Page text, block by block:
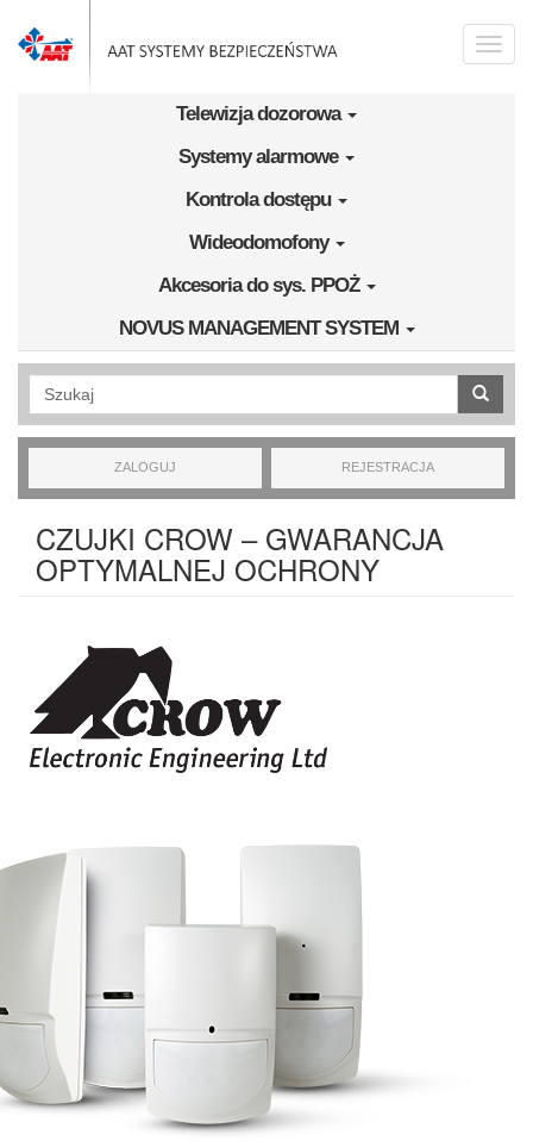
Toggle
Telewizja dozorowa
Systemy alarmowe
Kontrola dostępu
Wideodomofony
Akcesoria do sys. PPOŻ
NOVUS MANAGEMENT SYSTEM
Wyszukiwanie pełnotekstowe
ZALOGUJ REJESTRACJA
CZUJKI CROW – GWARANCJA
OPTYMALNEJ OCHRONY